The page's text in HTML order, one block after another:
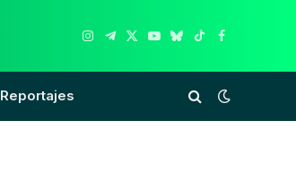
Instagram
Telegram
X
YouTube
Bluesky
TikTokFacebook
Reportajes